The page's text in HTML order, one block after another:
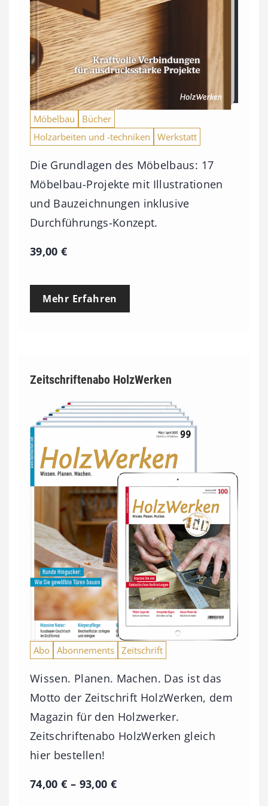
€
b
i
s
9
3
,
0
0
€
Möbelbau
Bücher
Holzarbeiten und -techniken
Werkstatt
Die Grundlagen des Möbelbaus: 17
Möbelbau-Projekte mit Illustrationen
und Bauzeichnungen inklusive
Durchführungs-Konzept.
39,00€
Mehr Erfahren
Zeitschriftenabo HolzWerken
Abo Abonnements Zeitschrift
Wissen. Planen. Machen. Das ist das
Motto der Zeitschrift HolzWerken, dem
Magazin für den Holzwerker.
Zeitschriftenabo HolzWerken gleich
hier bestellen!
74,00€ – 93,00 €P